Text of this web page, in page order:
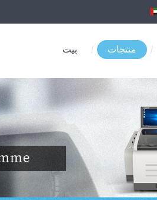
بيت / منتجات /